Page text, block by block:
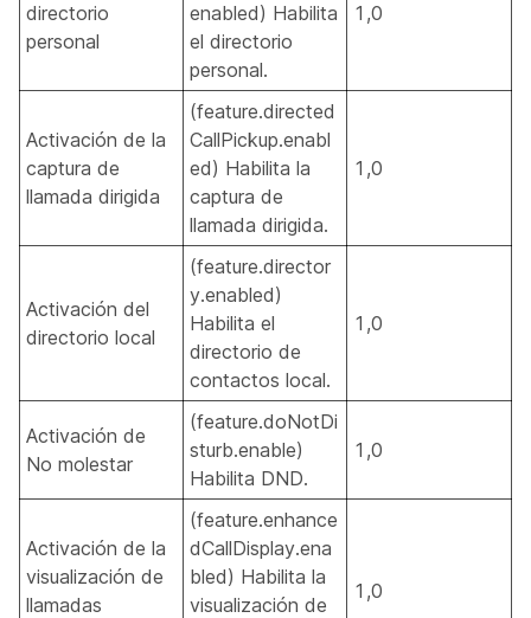
directorio
personal
enabled) Habilita
el directorio
personal.
1,0
Activación de la
captura de
llamada dirigida
(feature.directed
CallPickup.enabl
ed) Habilita la
captura de
llamada dirigida.
1,0
Activación del
directorio local
(feature.director
y.enabled)
Habilita el
directorio de
contactos local.
1,0
Activación de
No molestar
(feature.doNotDi
sturb.enable)
Habilita DND.
1,0
Activación de la
visualización de
llamadas
(feature.enhance
dCallDisplay.ena
bled) Habilita la
visualización de
1,0